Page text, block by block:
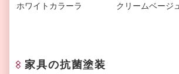
ホワイトカラーラ クリームベージュ
家具の抗菌塗装